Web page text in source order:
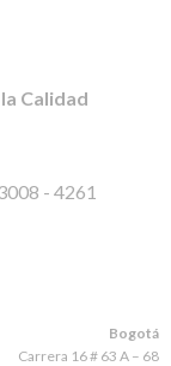
Calidad
- 4261
Bogotá
Carrera 16 # 63 A – 68